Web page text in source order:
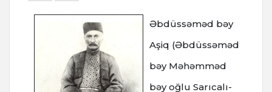
Əbdüssəməd bəy
Aşiq (Əbdüssəməd
bəy Məhəmməd
bəy oğlu Sarıcalı-